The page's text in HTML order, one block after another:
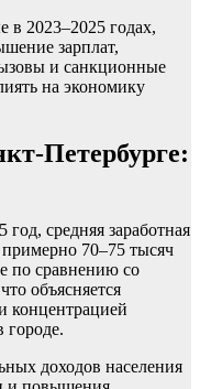
2023–2025 годах,
зарплат,
и санкционные
на экономику
Петербурге:
средняя заработная
примерно 70–75 тысяч
по сравнению со
объясняется
концентрацией
городе.
доходов населения